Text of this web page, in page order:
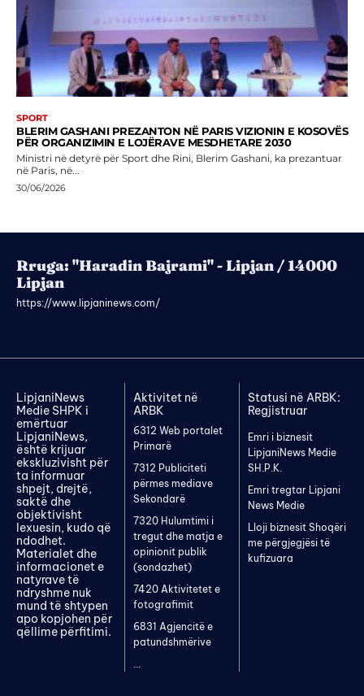
SPORT
BLERIM GASHANI PREZANTON NË PARIS VIZIONIN E KOSOVËS
PËR ORGANIZIMIN E LOJËRAVE MESDHETARE 2030
Ministri në detyrë për Sport dhe Rini, Blerim Gashani, ka prezantuar
në Paris, në...
30/06/2026
Rruga: "Haradin Bajrami" - Lipjan / 14000
Lipjan
https://www.lipjaninews.com/
LipjaniNews
Medie SHPK i
emërtuar
LipjaniNews,
është krijuar
ekskluzivisht për
ta informuar
shpejt, drejtë,
saktë dhe
objektivisht
lexuesin, kudo që
ndodhet.
Materialet dhe
informacionet e
natyrave të
ndryshme nuk
mund të shtypen
apo kopjohen për
qëllime përfitimi.
Aktivitet në
ARBK
6312 Web portalet
Primarë
7312 Publiciteti
përmes mediave
Sekondarë
7320 Hulumtimi i
tregut dhe matja e
opinionit publik
(sondazhet)
7420 Aktivitetet e
fotografimit
6831 Agjencitë e
patundshmërive
...
Statusi në ARBK:
Regjistruar
Emri i biznesit
LipjaniNews Medie
SH.P.K.
Emri tregtar Lipjani
News Medie
Lloji biznesit Shoqëri
me përgjegjësi të
kufizuara